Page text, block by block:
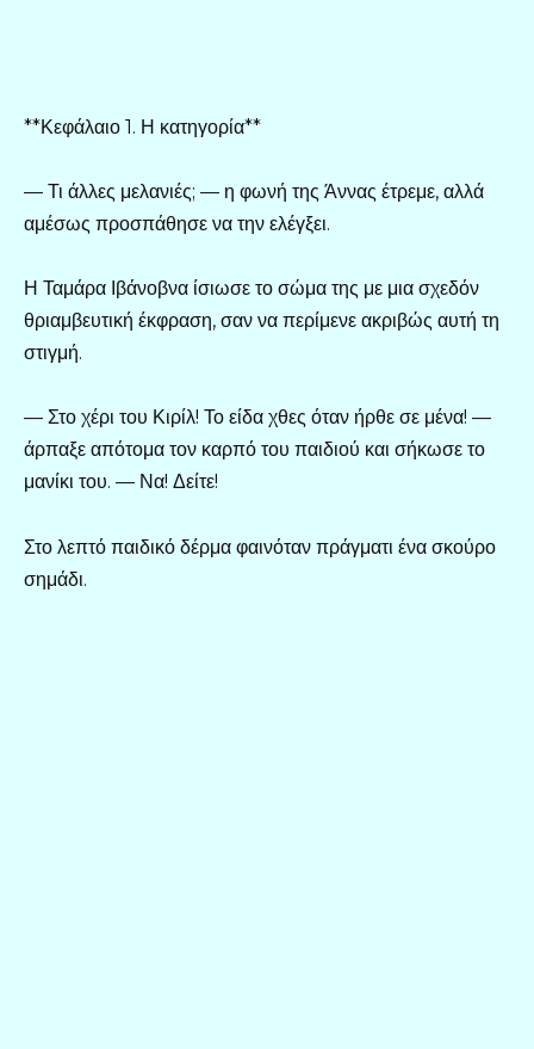
**Κεφάλαιο 1. Η κατηγορία**
— Τι άλλες μελανιές; — η φωνή της Άννας έτρεμε, αλλά
αμέσως προσπάθησε να την ελέγξει.
Η Ταμάρα Ιβάνοβνα ίσιωσε το σώμα της με μια σχεδόν
θριαμβευτική έκφραση, σαν να περίμενε ακριβώς αυτή τη
στιγμή.
— Στο χέρι του Κιρίλ! Το είδα χθες όταν ήρθε σε μένα! —
άρπαξε απότομα τον καρπό του παιδιού και σήκωσε το
μανίκι του. — Να! Δείτε!
Στο λεπτό παιδικό δέρμα φαινόταν πράγματι ένα σκούρο
σημάδι.